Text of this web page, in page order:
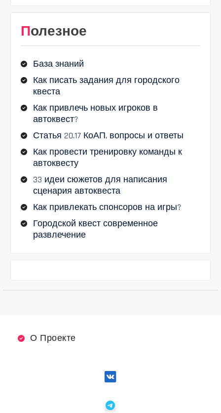
Полезное
База знаний
Как писать задания для городского
квеста
Как привлечь новых игроков в
автоквест?
Статья 20.17 КоАП, вопросы и ответы
Как провести тренировку команды к
автоквесту
33 идеи сюжетов для написания
сценария автоквеста
Как привлекать спонсоров на игры?
Городской квест современное
развлечение
О Проекте